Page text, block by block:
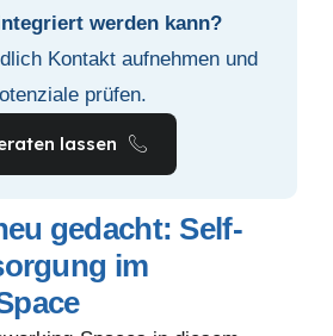
werden kann?
Kontakt aufnehmen und
prüfen.
lassen
gedacht: Self-
im